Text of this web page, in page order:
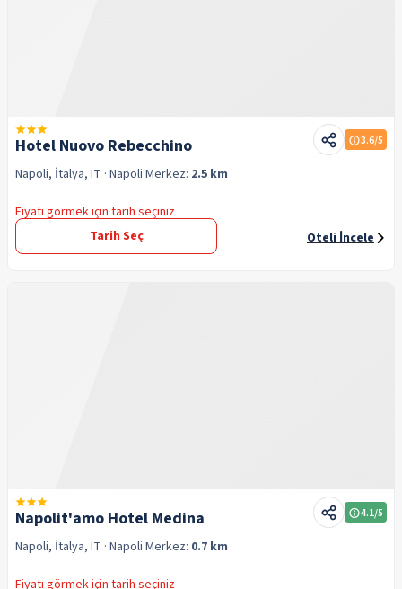
Hotel Nuovo Rebecchino 3.6/5
Napoli, İtalya, IT · Napoli Merkez: 2.5 km
Fiyatı görmek için tarih seçiniz
Tarih Seç
Oteli İncele
Napolit'amo Hotel Medina 4.1/5
Napoli, İtalya, IT · Napoli Merkez: 0.7 km
Fiyatı görmek için tarih seçiniz